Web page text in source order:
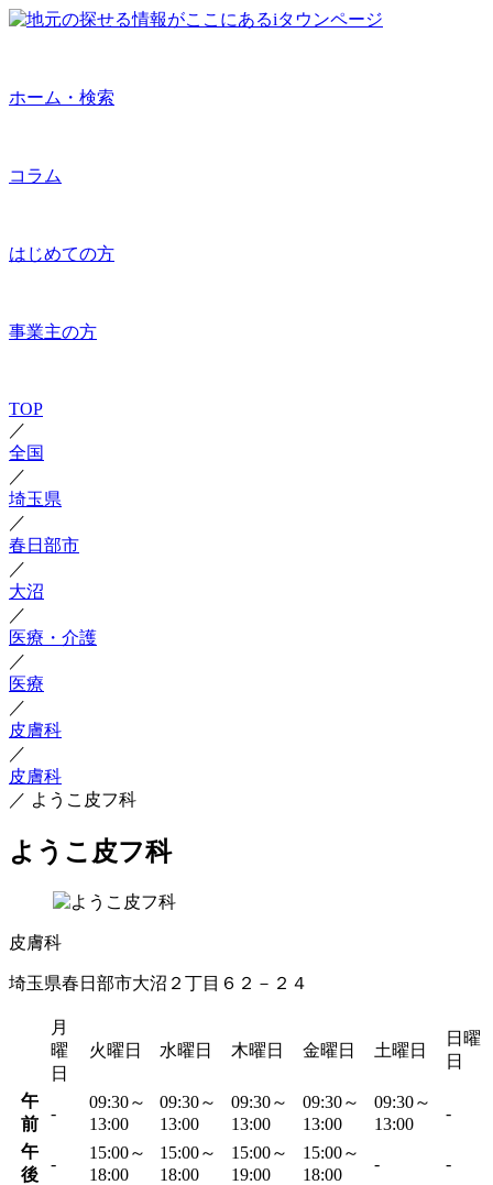
ホーム・検索
コラム
はじめての方
事業主の方
TOP
／
全国
／
埼玉県
／
春日部市
／
大沼
／
医療・介護
／
医療
／
皮膚科
／
皮膚科
／ ようこ皮フ科
ようこ皮フ科
皮膚科
埼玉県春日部市大沼２丁目６２－２４
月
曜
日
火曜日 水曜日 木曜日 金曜日 土曜日
日曜
日
午
前
-
09:30～
13:00
09:30～
13:00
09:30～
13:00
09:30～
13:00
09:30～
13:00
-
午
後
-
15:00～
18:00
15:00～
18:00
15:00～
19:00
15:00～
18:00
- -